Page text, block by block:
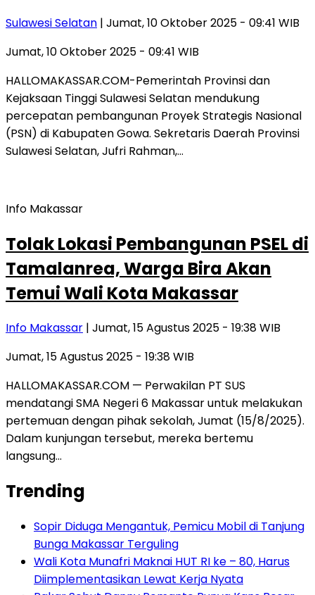
Sulawesi Selatan | Jumat, 10 Oktober 2025 - 09:41 WIB
Jumat, 10 Oktober 2025 - 09:41 WIB
HALLOMAKASSAR.COM-Pemerintah Provinsi dan
Kejaksaan Tinggi Sulawesi Selatan mendukung
percepatan pembangunan Proyek Strategis Nasional
(PSN) di Kabupaten Gowa. Sekretaris Daerah Provinsi
Sulawesi Selatan, Jufri Rahman,…
Info Makassar
Tolak Lokasi Pembangunan PSEL di
Tamalanrea, Warga Bira Akan
Temui Wali Kota Makassar
Info Makassar | Jumat, 15 Agustus 2025 - 19:38 WIB
Jumat, 15 Agustus 2025 - 19:38 WIB
HALLOMAKASSAR.COM — Perwakilan PT SUS
mendatangi SMA Negeri 6 Makassar untuk melakukan
pertemuan dengan pihak sekolah, Jumat (15/8/2025).
Dalam kunjungan tersebut, mereka bertemu
langsung…
Trending
Sopir Diduga Mengantuk, Pemicu Mobil di Tanjung
Bunga Makassar Terguling
Wali Kota Munafri Maknai HUT RI ke – 80, Harus
Diimplementasikan Lewat Kerja Nyata